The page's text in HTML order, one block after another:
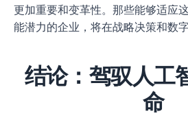
更加重要和变革性。那些能够适应
能潜力的企业，将在战略决策和数
结论：驾驭人工
命